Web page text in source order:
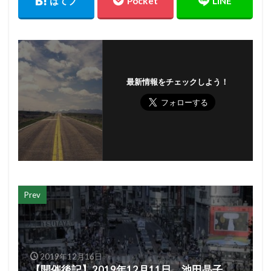
最新情報をチェックしよう！
Prev
2019年12月16日